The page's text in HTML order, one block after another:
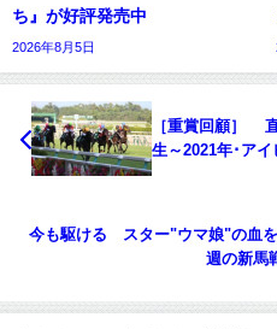
ち』が好評発売中
2026年8月5日
［重賞回顧］
生～2021年･アイ
今も駆ける スター"ウマ娘"の血
週の新馬